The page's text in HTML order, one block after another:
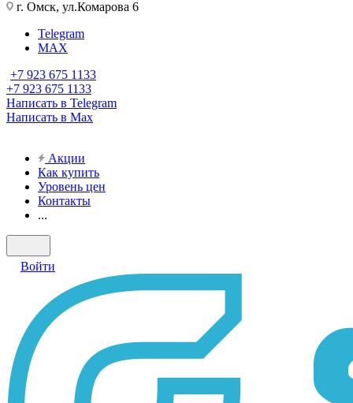
г. Омск, ул.Комарова 6
Telegram
MAX
+7 923 675 1133
+7 923 675 1133
Написать в Telegram
Написать в Max
Акции
Как купить
Уровень цен
Контакты
...
Войти